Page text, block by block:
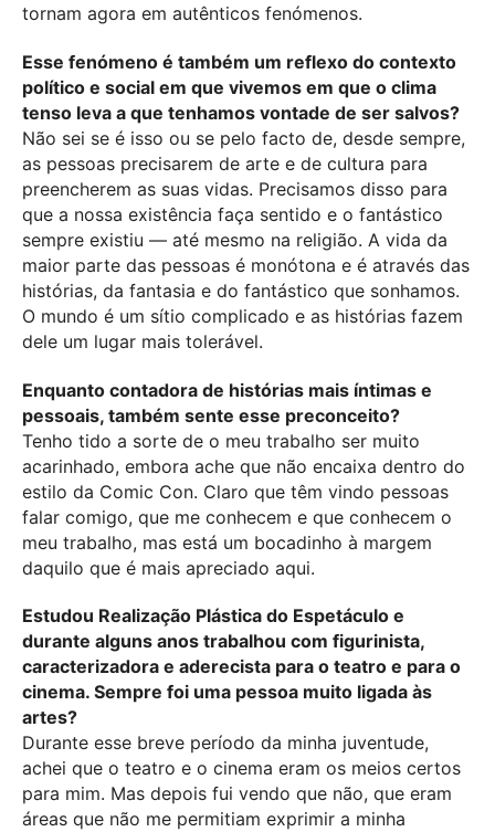
tornam agora em autênticos fenómenos.
Esse fenómeno é também um reflexo do contexto
político e social em que vivemos em que o clima
tenso leva a que tenhamos vontade de ser salvos?
Não sei se é isso ou se pelo facto de, desde sempre,
as pessoas precisarem de arte e de cultura para
preencherem as suas vidas. Precisamos disso para
que a nossa existência faça sentido e o fantástico
sempre existiu — até mesmo na religião. A vida da
maior parte das pessoas é monótona e é através das
histórias, da fantasia e do fantástico que sonhamos.
O mundo é um sítio complicado e as histórias fazem
dele um lugar mais tolerável.
Enquanto contadora de histórias mais íntimas e
pessoais, também sente esse preconceito?
Tenho tido a sorte de o meu trabalho ser muito
acarinhado, embora ache que não encaixa dentro do
estilo da Comic Con. Claro que têm vindo pessoas
falar comigo, que me conhecem e que conhecem o
meu trabalho, mas está um bocadinho à margem
daquilo que é mais apreciado aqui.
Estudou Realização Plástica do Espetáculo e
durante alguns anos trabalhou com figurinista,
caracterizadora e aderecista para o teatro e para o
cinema. Sempre foi uma pessoa muito ligada às
artes?
Durante esse breve período da minha juventude,
achei que o teatro e o cinema eram os meios certos
para mim. Mas depois fui vendo que não, que eram
áreas que não me permitiam exprimir a minha